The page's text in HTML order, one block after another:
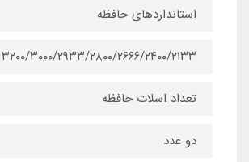
استانداردهای حافظه
۳۲۰۰/۳۰۰۰/۲۹۳۳/۲۸۰۰/۲۶۶۶/۲۴۰۰/۲۱۳۳ مگاهرتز
تعداد اسلات حافظه
دو عدد